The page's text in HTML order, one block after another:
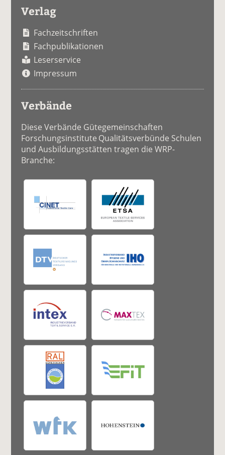
Verlag
Fachzeitschriften
Fachpublikationen
Leserservice
Impressum
Verbände
Diese Verbände Gütegemeinschaften
Forschungsinstitute Qualitätsverbünde Schulen
und Ausbildungsstätten tragen die WRP-
Branche: